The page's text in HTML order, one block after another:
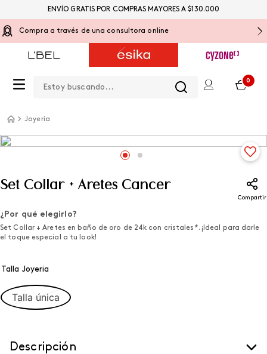
Compra a través de una consultora online
0
ENVÍO GRATIS POR COMPRAS MAYORES A $130.000
Joyería
Set Collar + Aretes Cancer
Compartir
¿Por qué elegirlo?
Set Collar + Aretes en baño de oro de 24k con cristales*. ¡Ideal para darle
el toque especial a tu look!
Talla Joyeria
Talla única
Descripción